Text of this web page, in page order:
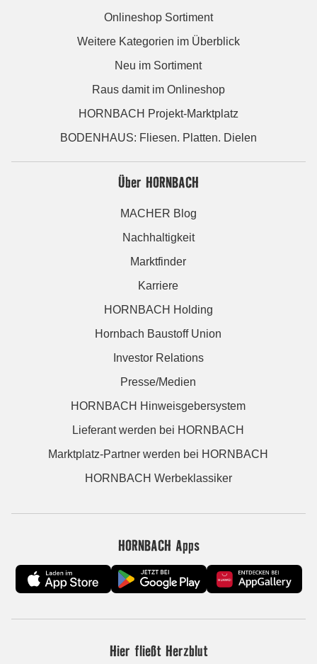
Onlineshop Sortiment
Weitere Kategorien im Überblick
Neu im Sortiment
Raus damit im Onlineshop
HORNBACH Projekt-Marktplatz
BODENHAUS: Fliesen. Platten. Dielen
Über HORNBACH
MACHER Blog
Nachhaltigkeit
Marktfinder
Karriere
HORNBACH Holding
Hornbach Baustoff Union
Investor Relations
Presse/Medien
HORNBACH Hinweisgebersystem
Lieferant werden bei HORNBACH
Marktplatz-Partner werden bei HORNBACH
HORNBACH Werbeklassiker
HORNBACH Apps
Hier fließt Herzblut